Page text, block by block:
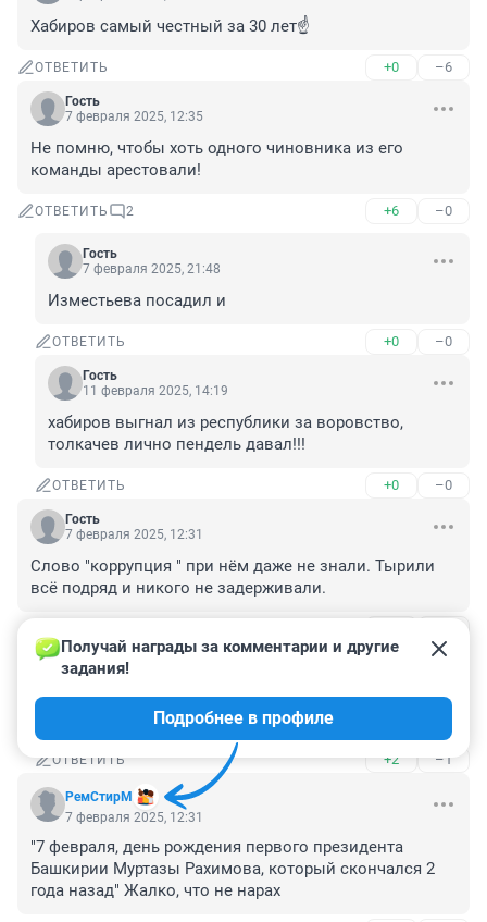
Хабиров самый честный за 30 лет☝️
ОТВЕТИТЬ +0 –6
Гость
7 февраля 2025, 12:35
Не помню, чтобы хоть одного чиновника из его
команды арестовали!
ОТВЕТИТЬ 2 +6 –0
Гость
7 февраля 2025, 21:48
Изместьева посадил и
ОТВЕТИТЬ +0 –0
Гость
11 февраля 2025, 14:19
хабиров выгнал из республики за воровство,
толкачев лично пендель давал!!!
ОТВЕТИТЬ +0 –0
Гость
7 февраля 2025, 12:31
Слово "коррупция " при нём даже не знали. Тырили
всё подряд и никого не задерживали.
Гость
Гость, не то что при Хабирове?
ОТВЕТИТЬ +2 –1
РемСтирМ
Получай награды за комментарии и другие
задания!
Подробнее в профиле
7 февраля 2025, 12:31
"7 февраля, день рождения первого президента
Башкирии Муртазы Рахимова, который скончался 2
года назад" Жалко, что не нарах